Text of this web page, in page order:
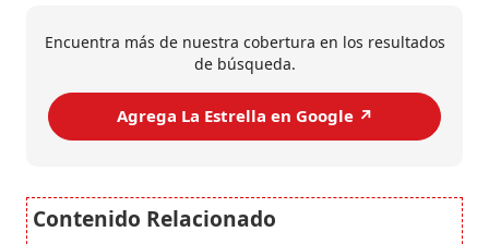
Encuentra más de nuestra cobertura en los resultados
de búsqueda.
Agrega La Estrella en Google ↗️